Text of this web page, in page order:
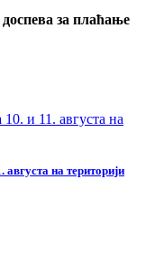
за плаћање
на територији